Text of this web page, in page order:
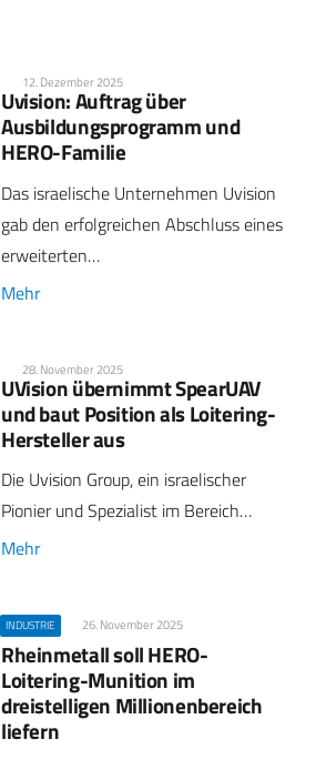
12. Dezember 2025
Uvision: Auftrag über
Ausbildungsprogramm und
HERO-Familie
Das israelische Unternehmen Uvision
gab den erfolgreichen Abschluss eines
erweiterten…
Mehr
28. November 2025
UVision übernimmt SpearUAV
und baut Position als Loitering-
Hersteller aus
Die Uvision Group, ein israelischer
Pionier und Spezialist im Bereich…
Mehr
INDUSTRIE 26. November 2025
Rheinmetall soll HERO-
Loitering-Munition im
dreistelligen Millionenbereich
liefern